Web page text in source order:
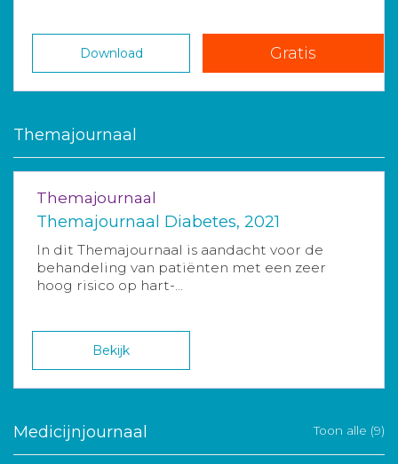
Download Gratis
Themajournaal
Themajournaal
Themajournaal Diabetes, 2021
In dit Themajournaal is aandacht voor de
behandeling van patiënten met een zeer
hoog risico op hart-...
Bekijk
Medicijnjournaal Toon alle (9)